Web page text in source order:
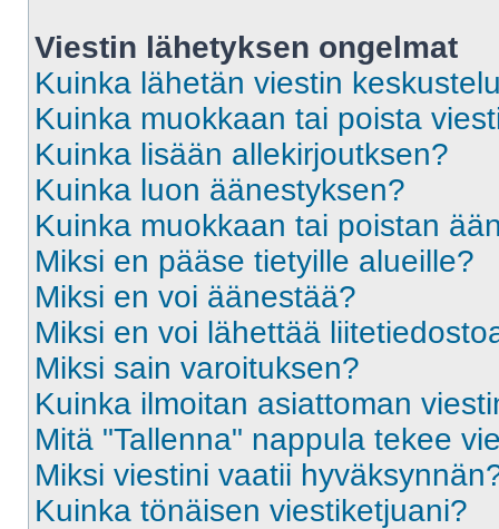
Viestin lähetyksen ongelmat
Kuinka lähetän viestin
Kuinka muokkaan tai poista
Kuinka lisään allekirjoutksen?
Kuinka luon äänestyksen?
Kuinka muokkaan tai poistan
Miksi en pääse tietyille alueille?
Miksi en voi äänestää?
Miksi en voi lähettää
Miksi sain varoituksen?
Kuinka ilmoitan asiattoman
Mitä "Tallenna" nappula tekee
Miksi viestini vaatii
Kuinka tönäisen viestiketjuani?